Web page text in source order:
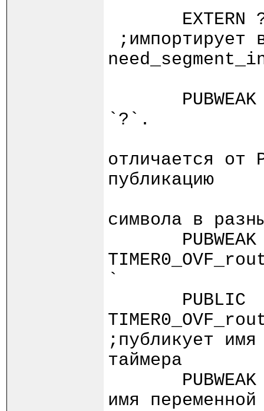
EXTERN
;импортирует
PUBWEAK
`?`.
отличается от
публикацию
символа в
PUBWEAK
`
PUBLIC
;публикует имя
таймера
имя переменной